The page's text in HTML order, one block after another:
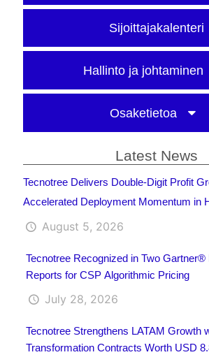
Sijoittajakalenteri
Hallinto ja johtaminen
Osaketietoa
Latest News
Tecnotree Delivers Double-Digit Profit
Accelerated Deployment Momentum in
August 5, 2026
Tecnotree Recognized in Two
Reports for CSP Algorithmic Pricing
July 28, 2026
Tecnotree Strengthens LATAM Growth
Transformation Contracts Worth USD